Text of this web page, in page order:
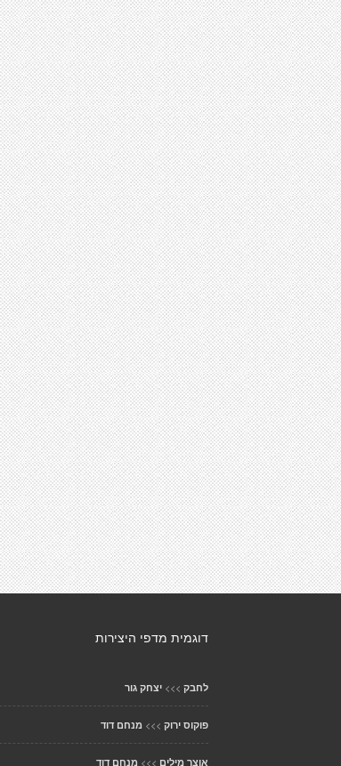
דוגמית מדפי היצירות
לחבק >>> יצחק גור
פוקוס ירוק >>> מנחם דוד
אוצר מילים >>> מנחם דוד